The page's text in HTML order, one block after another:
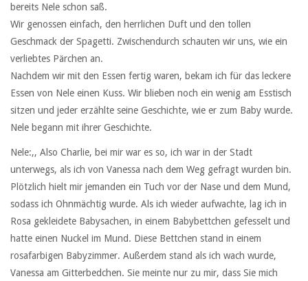
bereits Nele schon saß.
Wir genossen einfach, den herrlichen Duft und den tollen
Geschmack der Spagetti. Zwischendurch schauten wir uns, wie ein
verliebtes Pärchen an.
Nachdem wir mit den Essen fertig waren, bekam ich für das leckere
Essen von Nele einen Kuss. Wir blieben noch ein wenig am Esstisch
sitzen und jeder erzählte seine Geschichte, wie er zum Baby wurde.
Nele begann mit ihrer Geschichte.
Nele:,, Also Charlie, bei mir war es so, ich war in der Stadt
unterwegs, als ich von Vanessa nach dem Weg gefragt wurden bin.
Plötzlich hielt mir jemanden ein Tuch vor der Nase und dem Mund,
sodass ich Ohnmächtig wurde. Als ich wieder aufwachte, lag ich in
Rosa gekleidete Babysachen, in einem Babybettchen gefesselt und
hatte einen Nuckel im Mund. Diese Bettchen stand in einem
rosafarbigen Babyzimmer. Außerdem stand als ich wach wurde,
Vanessa am Gitterbedchen. Sie meinte nur zu mir, dass Sie mich